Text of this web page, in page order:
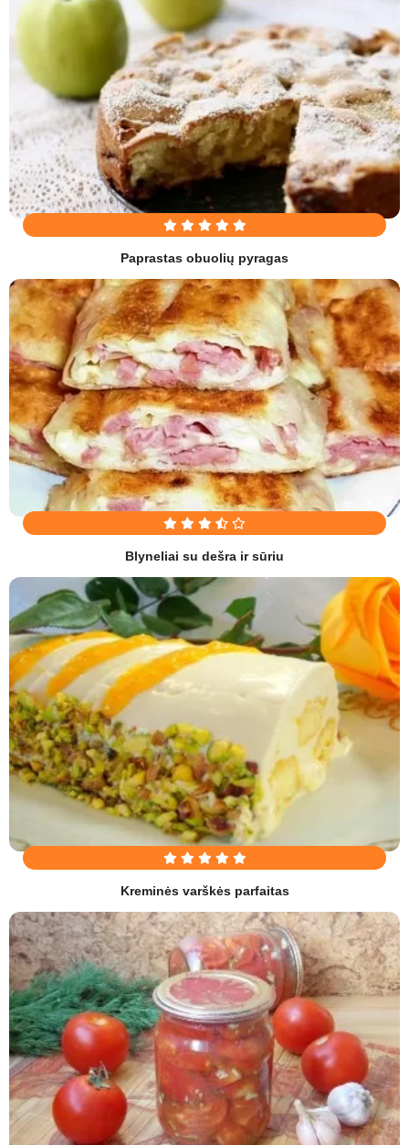
Paprastas obuolių pyragas
Blyneliai su dešra ir sūriu
Kreminės varškės parfaitas